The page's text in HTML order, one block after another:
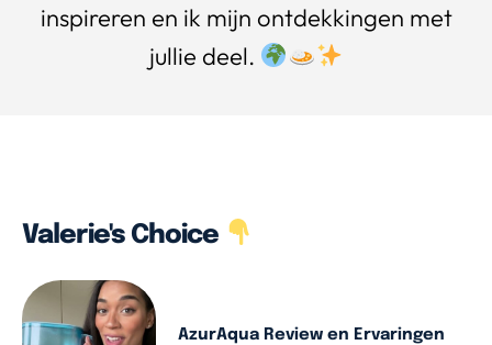
inspireren en ik mijn ontdekkingen met
jullie deel.
Valerie's Choice
AzurAqua Review en Ervaringen